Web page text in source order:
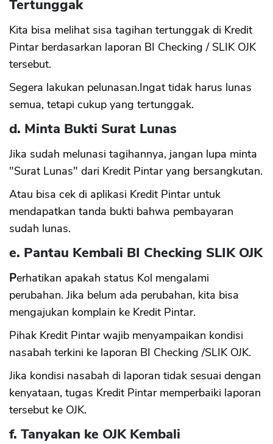
Tertunggak
Kita bisa melihat sisa tagihan tertunggak di Kredit
Pintar berdasarkan laporan BI Checking / SLIK OJK
tersebut.
Segera lakukan pelunasan.Ingat tidak harus lunas
semua, tetapi cukup yang tertunggak.
d. Minta Bukti Surat Lunas
Jika sudah melunasi tagihannya, jangan lupa minta
"Surat Lunas" dari Kredit Pintar yang bersangkutan.
Atau bisa cek di aplikasi Kredit Pintar untuk
mendapatkan tanda bukti bahwa pembayaran
sudah lunas.
e. Pantau Kembali BI Checking SLIK OJK
Perhatikan apakah status Kol mengalami
perubahan. Jika belum ada perubahan, kita bisa
mengajukan komplain ke Kredit Pintar.
Pihak Kredit Pintar wajib menyampaikan kondisi
nasabah terkini ke laporan BI Checking /SLIK OJK.
Jika kondisi nasabah di laporan tidak sesuai dengan
kenyataan, tugas Kredit Pintar memperbaiki laporan
tersebut ke OJK.
f. Tanyakan ke OJK Kembali